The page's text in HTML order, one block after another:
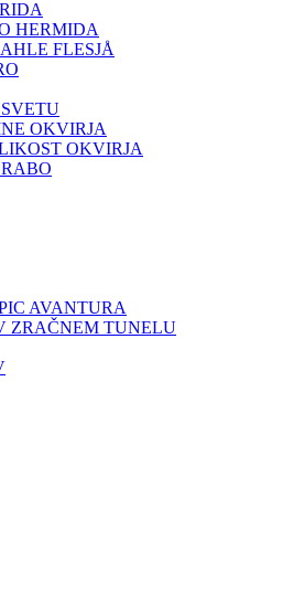
HERMIDA
FLESJÅ
OKVIRJA
OKVIRJA
AVANTURA
ZRAČNEM TUNELU